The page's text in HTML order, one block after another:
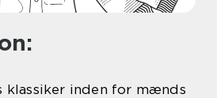
klassiker inden for mænds